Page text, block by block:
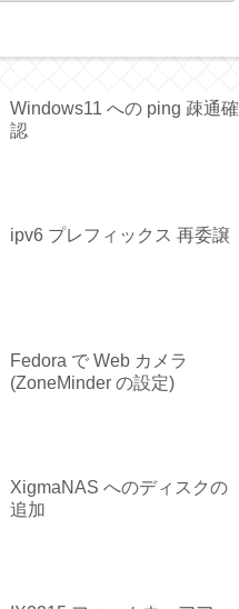
Windows11 への ping 疎通確
認
ipv6 プレフィックス 再委譲
Fedora で Web カメラ
(ZoneMinder の設定)
XigmaNAS へのディスクの
追加